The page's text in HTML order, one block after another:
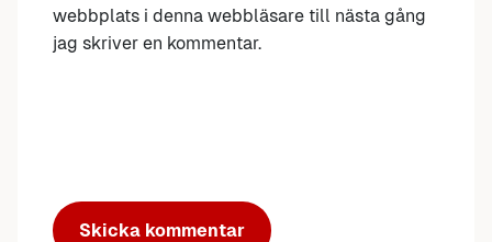
webbplats i denna webbläsare till nästa gång
jag skriver en kommentar.